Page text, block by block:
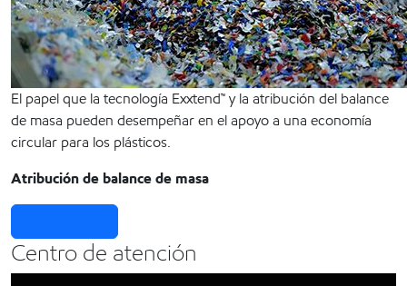
El papel que la tecnología Exxtend™ y la atribución del balance
de masa pueden desempeñar en el apoyo a una economía
circular para los plásticos.
Atribución de balance de masa
Centro de atención